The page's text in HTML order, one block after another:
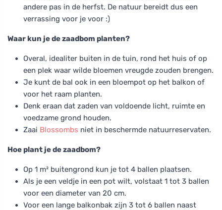
andere pas in de herfst. De natuur bereidt dus een
verrassing voor je voor :)
Waar kun je de zaadbom planten?
Overal, idealiter buiten in de tuin, rond het huis of op
een plek waar wilde bloemen vreugde zouden brengen.
Je kunt de bal ook in een bloempot op het balkon of
voor het raam planten.
Denk eraan dat zaden van voldoende licht, ruimte en
voedzame grond houden.
Zaai Blossombs niet in beschermde natuurreservaten.
Hoe plant je de zaadbom?
Op 1 m² buitengrond kun je tot 4 ballen plaatsen.
Als je een veldje in een pot wilt, volstaat 1 tot 3 ballen
voor een diameter van 20 cm.
Voor een lange balkonbak zijn 3 tot 6 ballen naast